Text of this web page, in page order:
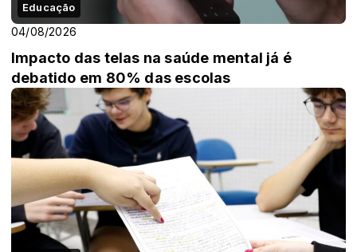
Educação
04/08/2026
Impacto das telas na saúde mental já é
debatido em 80% das escolas